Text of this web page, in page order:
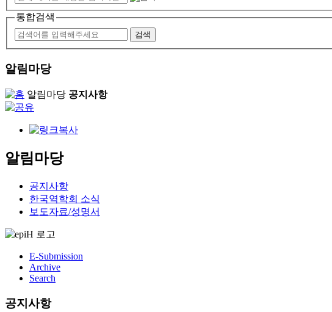
통합검색
알림마당
알림마당 공지사항
알림마당
공지사항
한국역학회 소식
보도자료/성명서
E-Submission
Archive
Search
공지사항